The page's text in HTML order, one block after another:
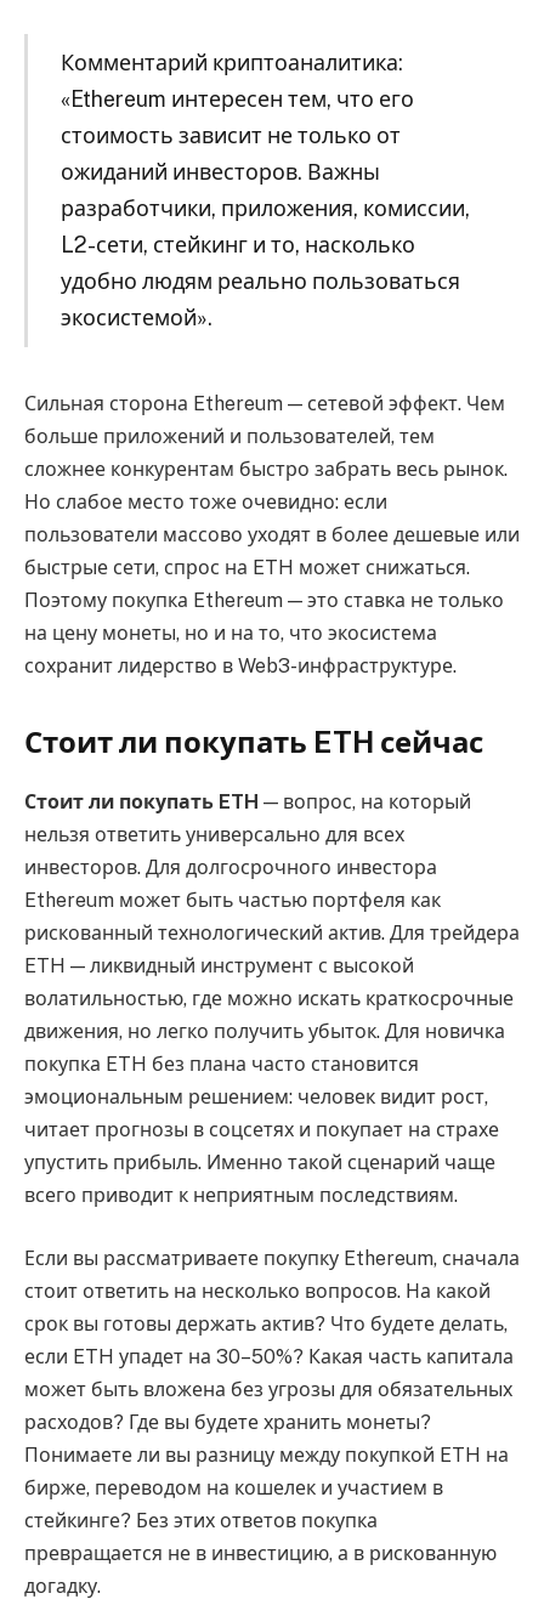
Комментарий криптоаналитика:
«Ethereum интересен тем, что его
стоимость зависит не только от
ожиданий инвесторов. Важны
разработчики, приложения, комиссии,
L2-сети, стейкинг и то, насколько
удобно людям реально пользоваться
экосистемой».
Сильная сторона Ethereum — сетевой эффект. Чем
больше приложений и пользователей, тем
сложнее конкурентам быстро забрать весь рынок.
Но слабое место тоже очевидно: если
пользователи массово уходят в более дешевые или
быстрые сети, спрос на ETH может снижаться.
Поэтому покупка Ethereum — это ставка не только
на цену монеты, но и на то, что экосистема
сохранит лидерство в Web3-инфраструктуре.
Стоит ли покупать ETH сейчас
Стоит ли покупать ETH — вопрос, на который
нельзя ответить универсально для всех
инвесторов. Для долгосрочного инвестора
Ethereum может быть частью портфеля как
рискованный технологический актив. Для трейдера
ETH — ликвидный инструмент с высокой
волатильностью, где можно искать краткосрочные
движения, но легко получить убыток. Для новичка
покупка ETH без плана часто становится
эмоциональным решением: человек видит рост,
читает прогнозы в соцсетях и покупает на страхе
упустить прибыль. Именно такой сценарий чаще
всего приводит к неприятным последствиям.
Если вы рассматриваете покупку Ethereum, сначала
стоит ответить на несколько вопросов. На какой
срок вы готовы держать актив? Что будете делать,
если ETH упадет на 30–50%? Какая часть капитала
может быть вложена без угрозы для обязательных
расходов? Где вы будете хранить монеты?
Понимаете ли вы разницу между покупкой ETH на
бирже, переводом на кошелек и участием в
стейкинге? Без этих ответов покупка
превращается не в инвестицию, а в рискованную
догадку.